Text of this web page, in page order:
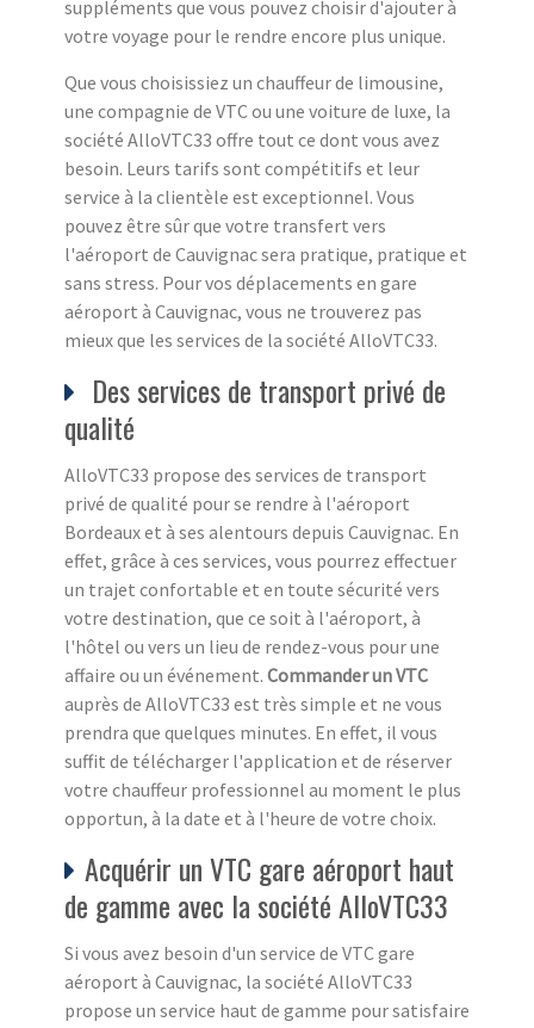
suppléments que vous pouvez choisir d'ajouter à
votre voyage pour le rendre encore plus unique.
Que vous choisissiez un chauffeur de limousine,
une compagnie de VTC ou une voiture de luxe, la
société AlloVTC33 offre tout ce dont vous avez
besoin. Leurs tarifs sont compétitifs et leur
service à la clientèle est exceptionnel. Vous
pouvez être sûr que votre transfert vers
l'aéroport de Cauvignac sera pratique, pratique et
sans stress. Pour vos déplacements en gare
aéroport à Cauvignac, vous ne trouverez pas
mieux que les services de la société AlloVTC33.
Des services de transport privé de
qualité
AlloVTC33 propose des services de transport
privé de qualité pour se rendre à l'aéroport
Bordeaux et à ses alentours depuis Cauvignac. En
effet, grâce à ces services, vous pourrez effectuer
un trajet confortable et en toute sécurité vers
votre destination, que ce soit à l'aéroport, à
l'hôtel ou vers un lieu de rendez-vous pour une
affaire ou un événement. Commander un VTC
auprès de AlloVTC33 est très simple et ne vous
prendra que quelques minutes. En effet, il vous
suffit de télécharger l'application et de réserver
votre chauffeur professionnel au moment le plus
opportun, à la date et à l'heure de votre choix.
Acquérir un VTC gare aéroport haut
de gamme avec la société AlloVTC33
Si vous avez besoin d'un service de VTC gare
aéroport à Cauvignac, la société AlloVTC33
propose un service haut de gamme pour satisfaire